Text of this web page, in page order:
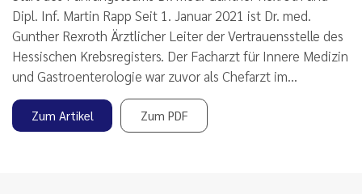
Dipl. Inf. Martin Rapp Seit 1. Januar 2021 ist Dr. med.
Gunther Rexroth Ärztlicher Leiter der Vertrauensstelle des
Hessischen Krebsregisters. Der Facharzt für Innere Medizin
und Gastroenterologie war zuvor als Chefarzt im…
Zum Artikel Zum PDF